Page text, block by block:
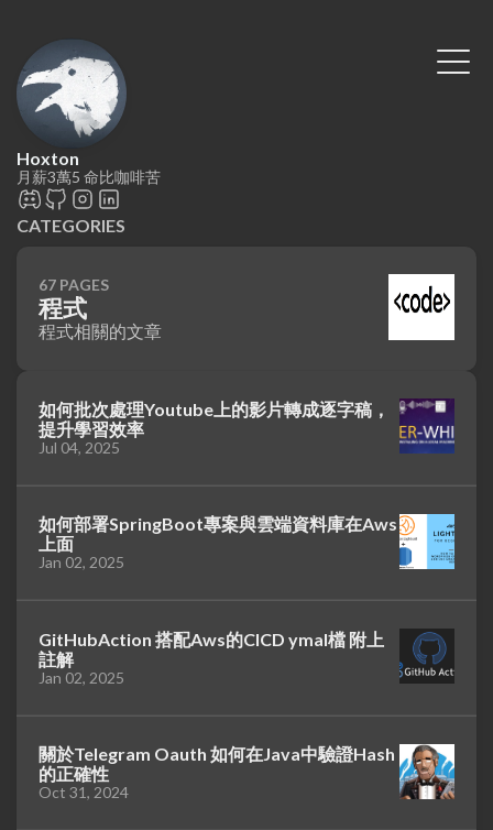
Hoxton
月薪3萬5 命比咖啡苦
CATEGORIES
67 PAGES
程式
程式相關的文章
如何批次處理Youtube上的影片轉成逐字稿，
提升學習效率
Jul 04, 2025
如何部署SpringBoot專案與雲端資料庫在Aws
上面
Jan 02, 2025
GitHubAction 搭配Aws的CICD ymal檔 附上
註解
Jan 02, 2025
關於Telegram Oauth 如何在Java中驗證Hash
的正確性
Oct 31, 2024